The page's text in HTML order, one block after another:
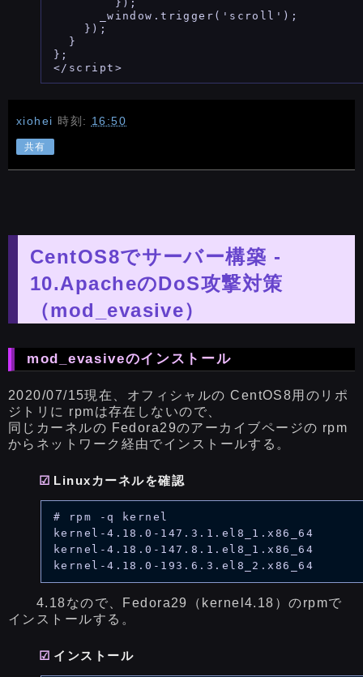
        });
      _window.trigger('scroll');
    });
  }
};
xiohei 時刻: 16:50
共有
CentOS8でサーバー構築 -
10.ApacheのDoS攻撃対策
（mod_evasive）
mod_evasiveのインストール
2020/07/15現在、オフィシャルの CentOS8用のリポ
ジトリに rpmは存在しないので、
同じカーネルの Fedora29のアーカイブページの rpm
からネットワーク経由でインストールする。
Linuxカーネルを確認
# rpm -q kernel
kernel-4.18.0-147.3.1.el8_1.x86_64
kernel-4.18.0-147.8.1.el8_1.x86_64
4.18なので、Fedora29（kernel4.18）のrpmで
インストールする。
インストール